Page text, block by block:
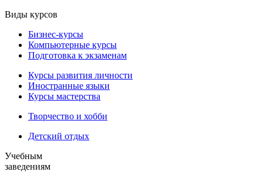
Виды курсов
Бизнес-курсы
Компьютерные курсы
Подготовка к экзаменам
Курсы развития личности
Иностранные языки
Курсы мастерства
Творчество и хобби
Детский отдых
Учебным
заведениям